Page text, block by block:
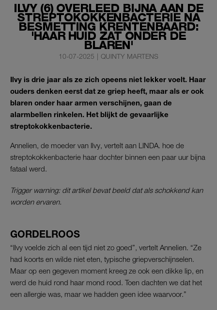
ILVY (6) OVERLEED BIJNA AAN DE
STREPTOKOKKENBACTERIE NA
BESMETTING KRENTENBAARD:
'HAAR HUID ZAT ONDER DE
BLAREN'
10-07-2025 | QUINTY MARTENS
Ilvy is drie jaar als ze zich opeens niet lekker voelt. Haar
ouders denken eerst dat ze griep heeft, maar als er ook
blaren onder haar armen verschijnen, gaan de
alarmbellen rinkelen. Het blijkt de gevaarlijke
streptokokkenbacterie.
Annelien, de moeder van Ilvy, vertelt aan LINDA. hoe de
streptokokkenbacterie haar dochter binnen een paar uur bijna
fataal werd.
Trigger warning: dit artikel bevat beeld dat als schokkend kan
worden ervaren.
GORDELROOS
“Ilvy voelde zich al een tijd niet zo goed”, vertelt Annelien. “Ze
had koorts en wilde niet eten, typische griepverschijnselen.
Maar op een gegeven moment kreeg ze ook een dikke lip, en
werd de huid rond haar mond rood. Toen dachten we dat het
een allergie was, maar we hadden geen idee waarvoor.”